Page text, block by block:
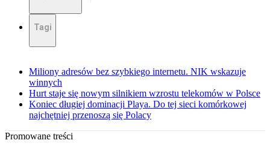
Tagi
Miliony adresów bez szybkiego internetu. NIK wskazuje
winnych
Hurt staje się nowym silnikiem wzrostu telekomów w Polsce
Koniec długiej dominacji Playa. Do tej sieci komórkowej
najchętniej przenoszą się Polacy
Promowane treści